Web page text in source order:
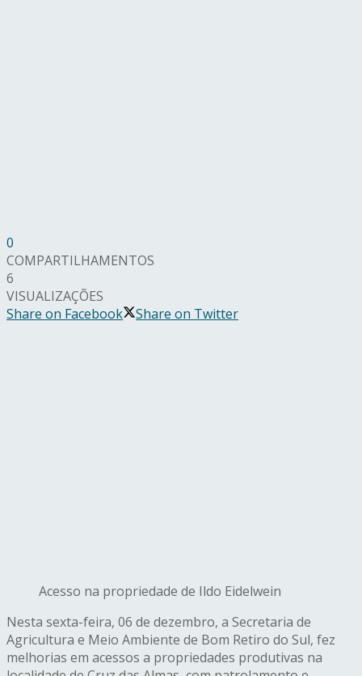
0
COMPARTILHAMENTOS
6
VISUALIZAÇÕES
Share on Facebook
Share on Twitter
Acesso na propriedade de Ildo Eidelwein
Nesta sexta-feira, 06 de dezembro, a Secretaria de
Agricultura e Meio Ambiente de Bom Retiro do Sul, fez
melhorias em acessos a propriedades produtivas na